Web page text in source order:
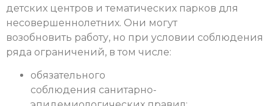
детских центров и тематических парков для
несовершеннолетних. Они могут
возобновить работу, но при условии соблюдения
ряда ограничений, в том числе:
обязательного
соблюдения санитарно-